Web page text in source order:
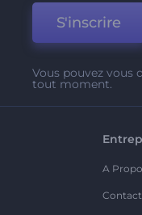
S'inscrire
Vous pouvez vous
tout moment.
A